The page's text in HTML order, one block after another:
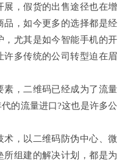
展，假货的出售途径也在增
品，如今更多的选择都是经
，尤其是如今智能手机的开
许多传统的公司转型迫在眉
素，二维码已经成为了流量
的流量进口?这也是许多公
术，以二维码防伪中心、微
组建的解决计划，都是为